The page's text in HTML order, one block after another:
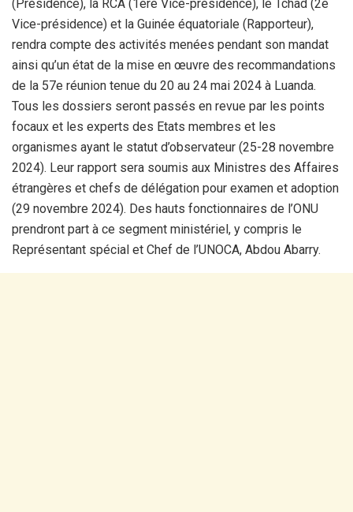
(Présidence), la RCA (1ere Vice-présidence), le Tchad (2e
Vice-présidence) et la Guinée équatoriale (Rapporteur),
rendra compte des activités menées pendant son mandat
ainsi qu’un état de la mise en œuvre des recommandations
de la 57e réunion tenue du 20 au 24 mai 2024 à Luanda.
Tous les dossiers seront passés en revue par les points
focaux et les experts des Etats membres et les
organismes ayant le statut d’observateur (25-28 novembre
2024). Leur rapport sera soumis aux Ministres des Affaires
étrangères et chefs de délégation pour examen et adoption
(29 novembre 2024). Des hauts fonctionnaires de l’ONU
prendront part à ce segment ministériel, y compris le
Représentant spécial et Chef de l’UNOCA, Abdou Abarry.